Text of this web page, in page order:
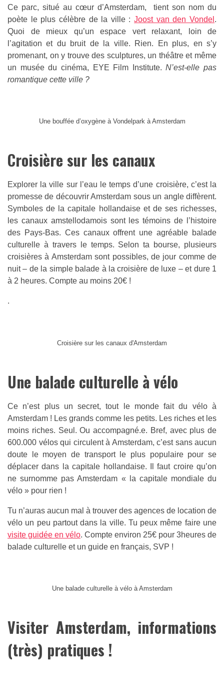
Ce parc, situé au cœur d’Amsterdam, tient son nom du
poète le plus célèbre de la ville :Joost van den Vondel .
Quoi de mieux qu’un espace vert relaxant, loin de
l’agitation et du bruit de la ville. Rien. En plus, en s’y
promenant, on y trouve des sculptures, un théâtre et même
un musée du cinéma, EYE Film Institute.N’est-elle pas
romantique cette ville ?
Une bouffée d’oxygène à Vondelpark à Amsterdam
Croisière sur les canaux
Explorer la ville sur l’eau le temps d’une croisière, c’est la
promesse de découvrir Amsterdam sous un angle diffèrent.
Symboles de la capitale hollandaise et de ses richesses,
les canaux amstellodamois sont les témoins de l’histoire
des Pays-Bas. Ces canaux offrent une agréable balade
culturelle à travers le temps. Selon ta bourse, plusieurs
croisières à Amsterdam sont possibles, de jour comme de
nuit – de la simple balade à la croisière de luxe – et dure 1
à 2 heures. Compte au moins 20€ !
.
Croisière sur les canaux d'Amsterdam
Une balade culturelle à vélo
Ce n’est plus un secret, tout le monde fait du vélo à
Amsterdam ! Les grands comme les petits. Les riches et les
moins riches. Seul. Ou accompagné.e. Bref, avec plus de
600.000 vélos qui circulent à Amsterdam, c’est sans aucun
doute le moyen de transport le plus populaire pour se
déplacer dans la capitale hollandaise. Il faut croire qu’on
ne surnomme pas Amsterdam « la capitale mondiale du
vélo » pour rien !
Tu n’auras aucun mal à trouver des agences de location de
vélo un peu partout dans la ville. Tu peux même faire une
visite guidée en vélo. Compte environ 25€ pour 3heures de
balade culturelle et un guide en français, SVP !
Une balade culturelle à vélo à Amsterdam
Visiter Amsterdam, informations
(très) pratiques !